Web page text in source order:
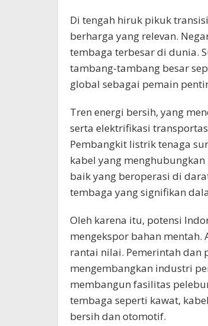
Di tengah hiruk pikuk
berharga yang relevan.
tembaga terbesar di dunia.
tambang-tambang besar
global sebagai pemain
Tren energi bersih, yang
serta elektrifikasi
Pembangkit listrik tenaga
kabel yang
baik yang beroperasi di
tembaga yang signifikan
Oleh karena itu, potensi
mengekspor bahan
rantai nilai. Pemerintah
mengembangkan industri
membangun fasilitas
tembaga seperti kawat,
bersih dan otomotif.